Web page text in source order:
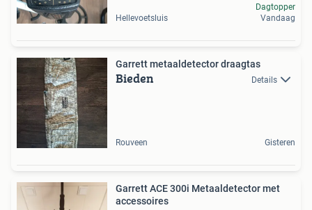
Hellevoetsluis
Dagtopper
Vandaag
Garrett metaaldetector draagtas
Bieden Details
Rouveen Gisteren
Garrett ACE 300i Metaaldetector met
accessoires